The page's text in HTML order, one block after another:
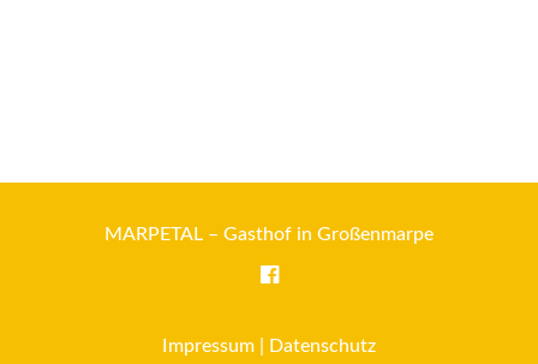
MARPETAL – Gasthof in Großenmarpe
Impressum Datenschutz